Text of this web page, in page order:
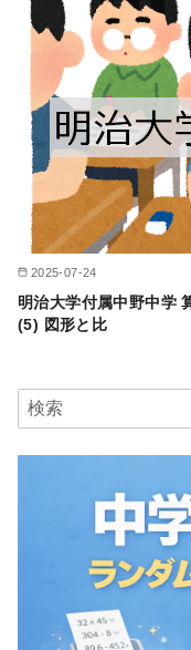
2025-07-24
明治大学付属中野中学
(5) 図形と比